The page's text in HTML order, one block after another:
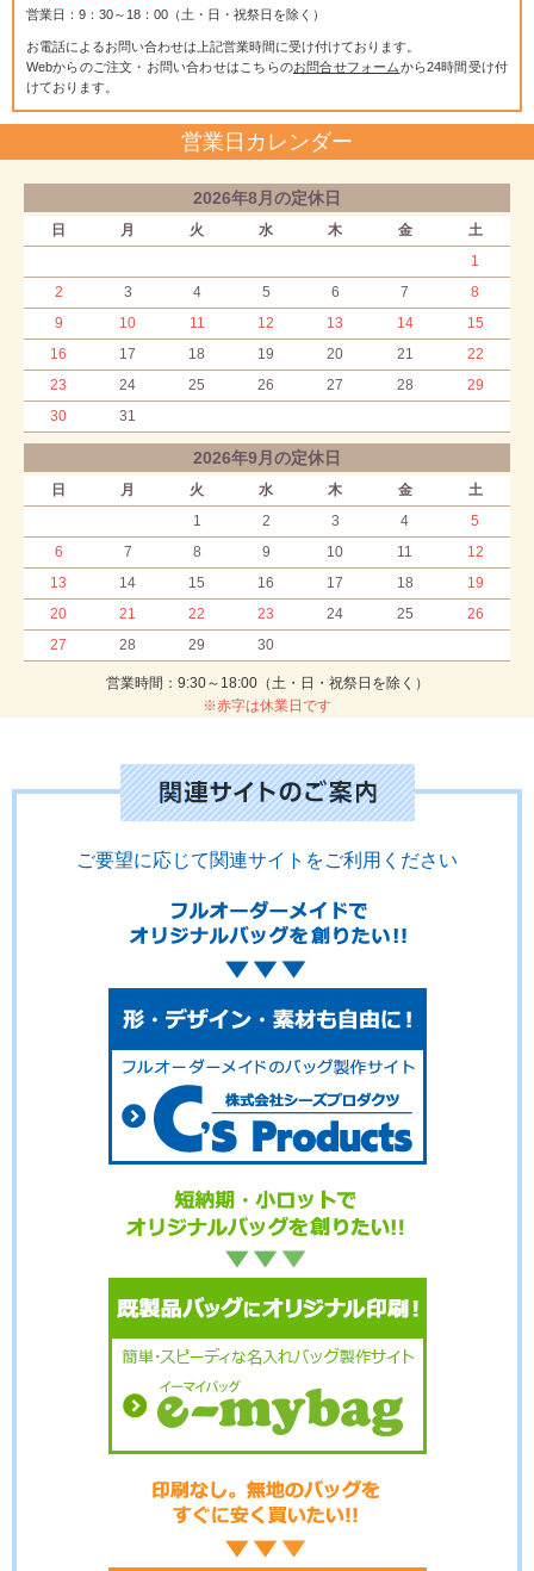
営業日：9：30～18：00（土・日・祝祭日を除く）
お電話によるお問い合わせは上記営業時間に受け付けております。
Webからのご注文・お問い合わせはこちらのお問合せフォームから24時間受け付
けております。
営業日カレンダー
2026年8月の定休日
日 月 火 水 木 金
土
1
2
3 4 5 6 7
8
9
10 11 12 13 14
15
16
17 18 19 20 21
22
23
24 25 26 27 28
29
30
31
2026年9月の定休日
日 月 火 水 木 金
土
1
2 3 4
5
6
7 8 9 10 11
12
13
14 15 16 17 18
19
20
21 22 23 24 25
26
27
28 29 30
営業時間：9:30～18:00（土・日・祝祭日を除く）
※赤字は休業日です
ご要望に応じて関連サイトをご利用ください